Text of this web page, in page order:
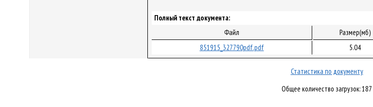
Полный текст документа:
Файл
Размер(мб)
851915_327790pdf.pdf
5.04
Статистика по документу
Общее количество загрузок: 187